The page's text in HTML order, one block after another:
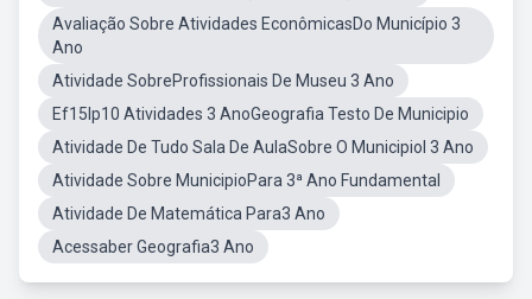
Avaliação Sobre Atividades EconômicasDo Município 3
Ano
Atividade SobreProfissionais De Museu 3 Ano
Ef15lp10 Atividades 3 AnoGeografia Testo De Municipio
Atividade De Tudo Sala De AulaSobre O Municipiol 3 Ano
Atividade Sobre MunicipioPara 3ª Ano Fundamental
Atividade De Matemática Para3 Ano
Acessaber Geografia3 Ano